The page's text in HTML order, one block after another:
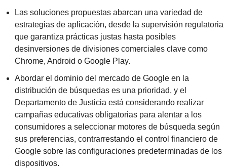
Las soluciones propuestas abarcan una variedad de
estrategias de aplicación, desde la supervisión regulatoria
que garantiza prácticas justas hasta posibles
desinversiones de divisiones comerciales clave como
Chrome, Android o Google Play.
Abordar el dominio del mercado de Google en la
distribución de búsquedas es una prioridad, y el
Departamento de Justicia está considerando realizar
campañas educativas obligatorias para alentar a los
consumidores a seleccionar motores de búsqueda según
sus preferencias, contrarrestando el control financiero de
Google sobre las configuraciones predeterminadas de los
dispositivos.